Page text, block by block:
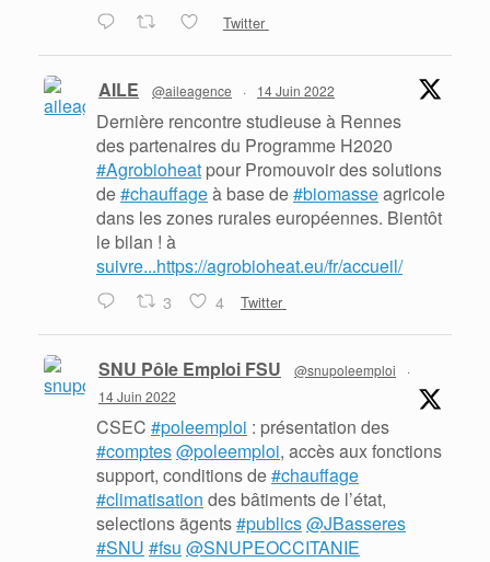
Twitter
AILE @aileagence · 14 Juin 2022
Dernière rencontre studieuse à Rennes
des partenaires du Programme H2020
#Agrobioheat pour Promouvoir des solutions
de#chauffageà base de#biomasseagricole
dans les zones rurales européennes. Bientôt
le bilan ! à
suivre...https://agrobioheat.eu/fr/accueil/
3 4 Twitter
SNU Pôle Emploi FSU @snupoleemploi
·
14 Juin 2022
CSEC #poleemploi : présentation des
#comptes@poleemploi, accès aux fonctions
support, conditions de#chauffage
#climatisation des bâtiments de l’état,
selections ãgents#publics@JBasseres
#SNU #fsu @SNUPEOCCITANIE